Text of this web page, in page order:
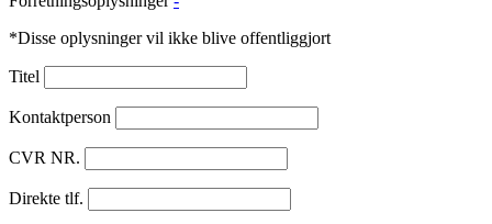
*Disse oplysninger vil ikke blive offentliggjort
Titel
Kontaktperson
CVR NR.
Direkte tlf.